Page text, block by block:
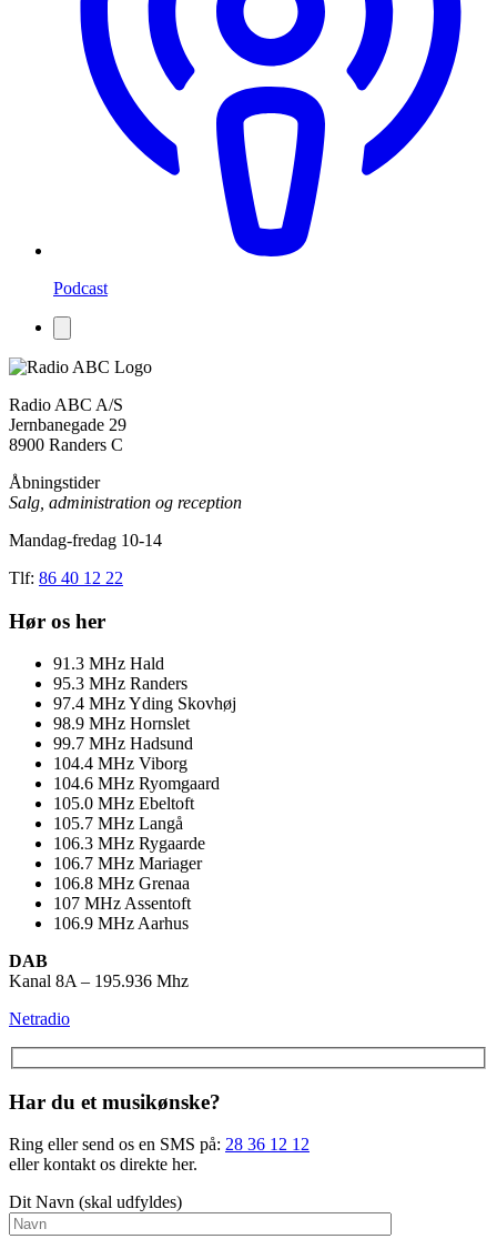
Podcast
Radio ABC A/S
Jernbanegade 29
8900 Randers C
Åbningstider
Salg, administration og reception
Mandag-fredag 10-14
Tlf: 86 40 12 22
Hør os her
91.3 MHz Hald
95.3 MHz Randers
97.4 MHzYding Skovhøj
98.9 MHz Hornslet
99.7 MHz Hadsund
104.4 MHz Viborg
104.6 MHz Ryomgaard
105.0 MHz Ebeltoft
105.7 MHz Langå
106.3 MHz Rygaarde
106.7 MHz Mariager
106.8 MHz Grenaa
107 MHz Assentoft
106.9 MHz Aarhus
DAB
Kanal 8A – 195.936 Mhz
Netradio
Har du et musikønske?
Ring eller send os en SMS på: 28 36 12 12
eller kontakt os direkte her.
Dit Navn (skal udfyldes)